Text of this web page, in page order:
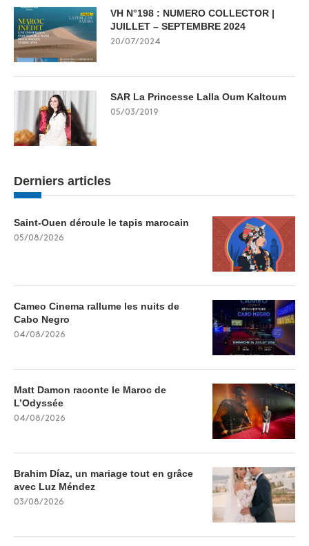
VH N°198 : NUMERO COLLECTOR |
JUILLET – SEPTEMBRE 2024
20/07/2024
SAR La Princesse Lalla Oum Kaltoum
05/03/2019
Derniers articles
Saint-Ouen déroule le tapis marocain
05/08/2026
Cameo Cinema rallume les nuits de
Cabo Negro
04/08/2026
Matt Damon raconte le Maroc de
L’Odyssée
04/08/2026
Brahim Díaz, un mariage tout en grâce
avec Luz Méndez
03/08/2026